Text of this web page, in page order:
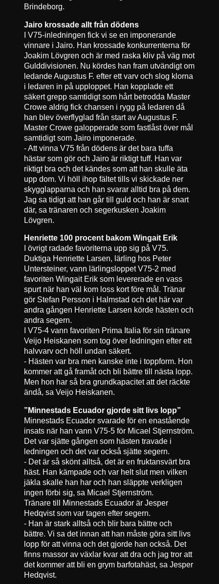
Brindeborg.
Jairo krossade allt från dödens
I V75-inledningen fick vi se en imponerande
vinnare i Jairo. Han krossade konkurrenterna för
Joakim Lövgren och är med raska kliv på väg mot
Gulddivisionen. Nu kördes han fram utvändigt om
ledande Augustus F. efter ett varv och slog klorna
i ledaren in på upploppet. Han kopplade ett
säkert grepp samtidigt som hårt betrodda Master
Crowe aldrig fick chansen i rygg på ledaren då
han blev överflyglad från start av Augustus F.
Master Crowe galopperade som fastlåst över mål
samtidigt som Jairo imponerade.
- Att vinna V75 från dödens är det bara tuffa
hästar som gör och Jairo är riktigt tuff. Han var
riktigt bra och det kändes som att han skulle äta
upp dom. Vi höll ihop fältet tills vi skickade ner
skygglapparna och han svarar alltid bra på dem.
Jag sa tidigt att han går till guld och han är snart
där, sa tränaren och segerkusken Joakim
Lövgren.
Henriette 100 procent bakom Wingait Erik
I övrigt radade favoriterna upp sig på V75.
Duktiga Henriette Larsen, lärling hos Peter
Untersteiner, vann lärlingsloppet V75-2 med
favoriten Wingait Erik som levererade en vass
spurt när han väl kom loss kort före mål. Tränar
gör Stefan Persson i Halmstad och det här var
andra gången Henriette Larsen körde hästen och
andra segern.
I V75-4 vann favoriten Prima Italia för sin tränare
Veijo Heiskanen som tog över ledningen efter ett
halvvarv och höll undan säkert.
- Hästen var bra men kanske inte i toppform. Hon
kommer att gå framåt och bli bättre till nästa lopp.
Men hon har så bra grundkapacitet att det räckte
ändå, sa Veijo Heiskanen.
”Minnestads Ecuador gjorde sitt livs lopp”
Minnestads Ecuador svarade för en enastående
insats när han vann V75-5 för Micael Stjernström.
Det var sjätte gången som hästen travade i
ledningen och det var också sjätte segern.
- Det är så skönt alltså, det är en fruktansvärt bra
häst. Han kämpade och var helt slut men vilken
jäkla skalle han har och han släppte verkligen
ingen förbi sig, sa Micael Stjernström.
Tränare till Minnestads Ecuador är Jesper
Hedqvist som var tagen efter segern.
- Han är stark alltså och blir bara bättre och
bättre. Vi sa det innan att han måste göra sitt livs
lopp för att vinna och det gjorde han också. Det
finns massor av växlar kvar att dra och jag tror att
det kommer att bli en grym barfotahäst, sa Jesper
Hedqvist.